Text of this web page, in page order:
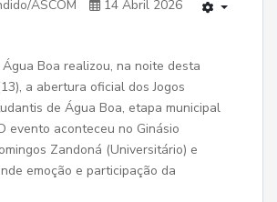
ASCOM 14 Abril 2026
Boa realizou, na noite desta
a abertura oficial dos Jogos
de Água Boa, etapa municipal
evento aconteceu no Ginásio
Zandoná (Universitário) e
emoção e participação da